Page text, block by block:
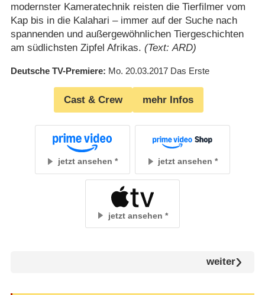
modernster Kameratechnik reisten die Tierfilmer vom
Kap bis in die Kalahari – immer auf der Suche nach
spannenden und außergewöhnlichen Tiergeschichten
am südlichsten Zipfel Afrikas. (Text: ARD)
Deutsche TV-Premiere Mo. 20.03.2017 Das Erste
Cast & Crew mehr Infos
jetzt ansehen jetzt ansehen
jetzt ansehen
weiter